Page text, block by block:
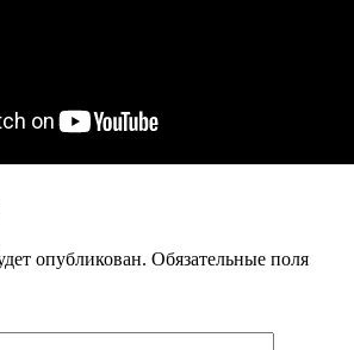
опубликован. Обязательные поля